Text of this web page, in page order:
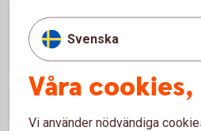
Du som inte har ett Mobilt
post hem i brevlådan kan ringa oss
telefon 033-16 65 00. Öppet
Svenska
Våra
Vi använder nödvändiga